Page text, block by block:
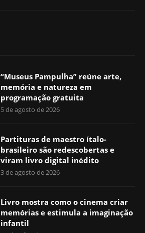
“Museus Pampulha” reúne arte,
memória e natureza em
programação gratuita
5 de agosto de 2026
Partituras de maestro ítalo-
brasileiro são redescobertas e
viram livro digital inédito
3 de agosto de 2026
Livro mostra como o cinema criar
memórias e estimula a imaginação
infantil